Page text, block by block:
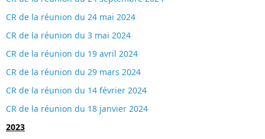
CR de la réunion du 24 mai 2024
CR de la réunion du 3 mai 2024
CR de la réunion du 19 avril 2024
CR de la réunion du 29 mars 2024
CR de la réunion du 14 février 2024
CR de la réunion du 18 janvier 2024
2023